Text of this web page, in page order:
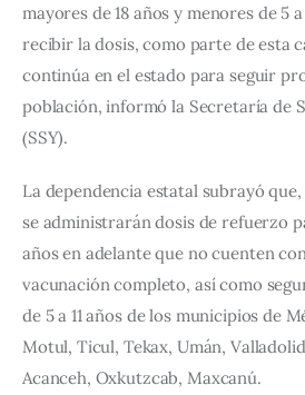
mayores de 18 años y menores de 5
recibir la dosis, como parte de esta
continúa en el estado para seguir
población, informó la Secretaría de
(SSY).
La dependencia estatal subrayó
se administrarán dosis de refuerzo
años en adelante que no cuenten
vacunación completo, así como
de 5 a 11 años de los municipios de
Motul, Ticul, Tekax, Umán,
Acanceh, Oxkutzcab, Maxcanú.